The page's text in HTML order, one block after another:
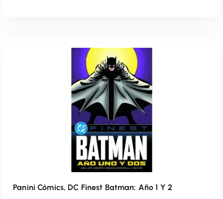
AÑADIR AL CARRITO
Panini Cómics, DC Finest Batman: Año 1 Y 2